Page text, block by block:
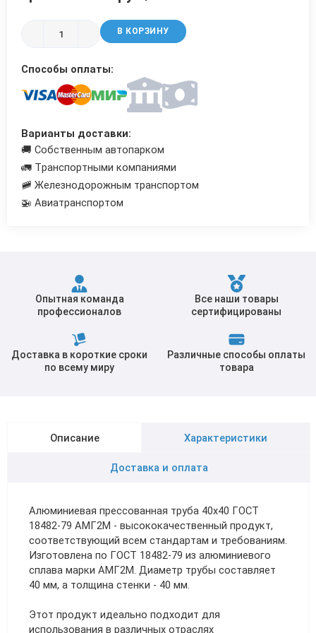
В КОРЗИНУ
Способы оплаты:
Варианты доставки:
🚚 Собственным автопарком
🚛 Транспортными компаниями
🚞 Железнодорожным транспортом
🚁 Авиатранспортом
Опытная команда
профессионалов
Все наши товары
сертифицированы
Доставка в короткие сроки
по всему миру
Различные способы оплаты
товара
Описание Характеристики
Доставка и оплата
Алюминиевая прессованная труба 40х40 ГОСТ
18482-79 АМГ2М - высококачественный продукт,
соответствующий всем стандартам и требованиям.
Изготовлена по ГОСТ 18482-79 из алюминиевого
сплава марки АМГ2М. Диаметр трубы составляет
40 мм, а толщина стенки - 40 мм.
Этот продукт идеально подходит для
использования в различных отраслях
Трубы в ВУС изоляции